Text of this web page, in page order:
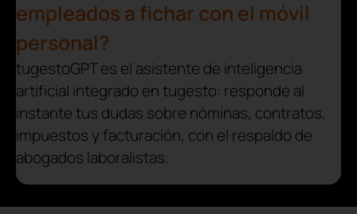
empleados a fichar con el móvil
personal?
tugestoGPT es el asistente de inteligencia
artificial integrado en tugesto: responde al
instante tus dudas sobre nóminas, contratos,
impuestos y facturación, con el respaldo de
abogados laboralistas.